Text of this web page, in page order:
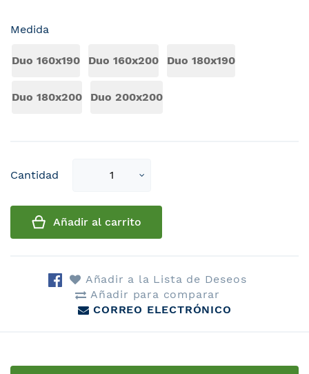
Medida
Duo 160x190 Duo 160x200 Duo 180x190
Duo 180x200 Duo 200x200
Cantidad
Select
Añadir al carrito
Añadir a la Lista de Deseos
Añadir para comparar
CORREO ELECTRÓNICO